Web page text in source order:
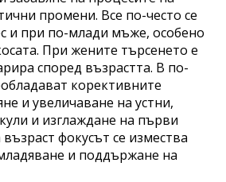
промени. Все по-често се
и при по-млади мъже, особено
При жените търсенето е
според възрастта. В по-
корективните
и увеличаване на устни,
и изглаждане на първи
фокусът се измества
и поддържане на